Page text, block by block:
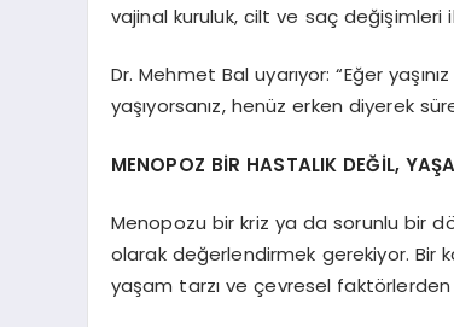
vajinal kuruluk, cilt ve saç değişimleri
Dr. Mehmet Bal uyarıyor: “Eğer
yaşıyorsanız, henüz erken diyerek
MENOPOZ BİR HASTALIK DEĞİL,
Menopozu bir kriz ya da sorunlu bir
olarak değerlendirmek gerekiyor. Bir
yaşam tarzı ve çevresel